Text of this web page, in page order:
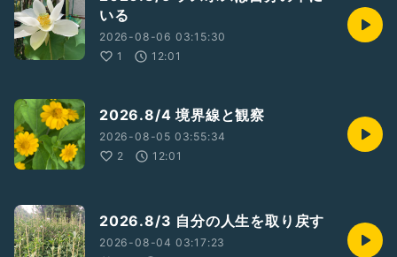
いる
2026-08-06 03:15:30
1
12:01
2026.8/4 境界線と観察
2026-08-05 03:55:34
2
12:01
2026.8/3 自分の人生を取り戻す
2026-08-04 03:17:23